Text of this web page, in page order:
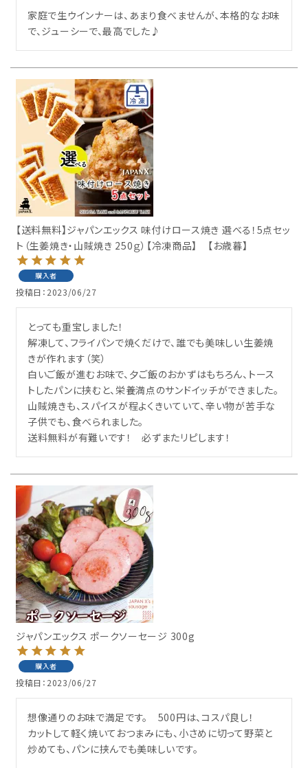
家庭で生ウインナーは、あまり食べませんが、本格的なお味
で、ジューシーで、最高でした♪
【送料無料】ジャパンエックス 味付けロース焼き 選べる！5点セッ
ト（生姜焼き・山賊焼き 250ｇ）【冷凍商品】 【お歳暮】
購入者
投稿日 2023/06/27
とっても重宝しました！
解凍して、フライパンで焼くだけで、誰でも美味しい生姜焼
きが作れます（笑）
白いご飯が進むお味で、夕ご飯のおかずはもちろん、トース
トしたパンに挟むと、栄養満点のサンドイッチができました。
山賊焼きも、スパイスが程よくきいていて、辛い物が苦手な
子供でも、食べられました。
送料無料が有難いです！　必ずまたリピします！
ジャパンエックス ポークソーセージ 300g
購入者
投稿日 2023/06/27
想像通りのお味で満足です。　500円は、コスパ良し！
カットして軽く焼いておつまみにも、小さめに切って野菜と
炒めても、パンに挟んでも美味しいです。